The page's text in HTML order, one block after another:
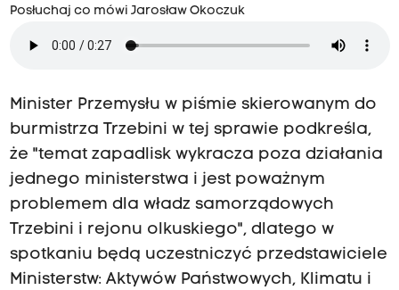
Posłuchaj co mówi Jarosław Okoczuk
Minister Przemysłu w piśmie skierowanym do
burmistrza Trzebini w tej sprawie podkreśla,
że "temat zapadlisk wykracza poza działania
jednego ministerstwa i jest poważnym
problemem dla władz samorządowych
Trzebini i rejonu olkuskiego", dlatego w
spotkaniu będą uczestniczyć przedstawiciele
Ministerstw: Aktywów Państwowych, Klimatu i